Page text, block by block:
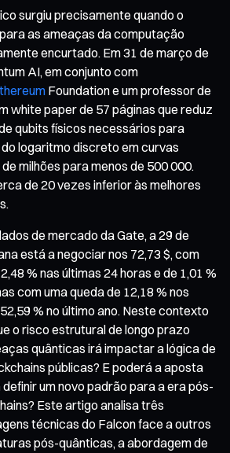
surgiu precisamente quando o
as ameaças da computação
encurtado. Em 31 de março de
AI, em conjunto com
Foundation e um professor de
white paper de 57 páginas que reduz
qubits físicos necessários para
logaritmo discreto em curvas
milhões para menos de 500 000.
de 20 vezes inferior às melhores
de mercado da Gate, a 29 de
está a negociar nos 72,73 $, com
% nas últimas 24 horas e de 1,01 %
com uma queda de 12,18 % nos
% no último ano. Neste contexto
o risco estrutural de longo prazo
quânticas irá impactar a lógica de
públicas? E poderá a aposta
um novo padrão para a era pós-
Este artigo analisa três
técnicas do Falcon face a outros
pós-quânticas, a abordagem de